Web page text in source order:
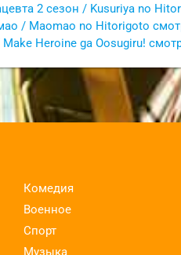
2 сезон / Kusuriya no
/ Maomao no Hitorigoto
Heroine ga Oosugiru!
Комедия
Военное
Спорт
Музыка